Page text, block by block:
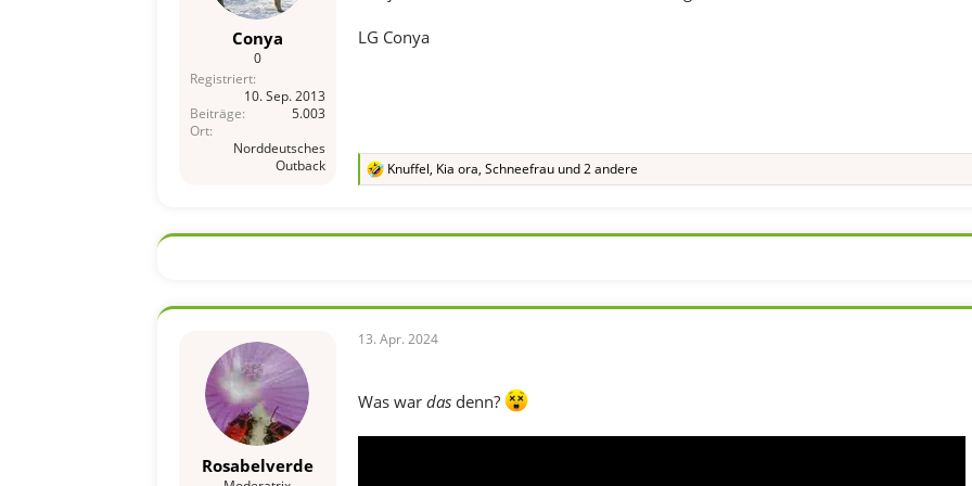
Conya
0
Registriert
10. Sep. 2013
Beiträge
5.003
Ort
Norddeutsches
Outback
LG Conya
R
e
n
:
Knuffel, Kia ora, Schneefrauund 2 andere
Rosabelverde
13. Apr. 2024
Was war das denn?